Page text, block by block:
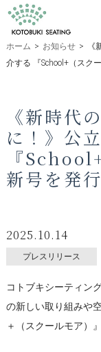
ホーム > お知らせ >
介する 『School+（スク
《新時代
に！》公
『
新号を発行
2025.10.14
プレスリリース
コトブキシーティン
の新しい取り組みや
＋（スクールモア）